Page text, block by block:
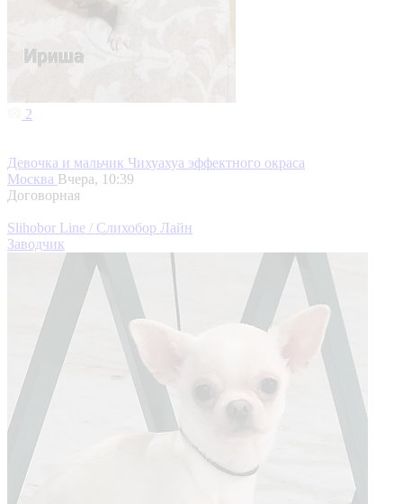
2
Девочка и мальчик Чихуахуа эффектного окраса
Москва Вчера, 10:39
Договорная
Slihobor Line / Слихобор Лайн
Заводчик